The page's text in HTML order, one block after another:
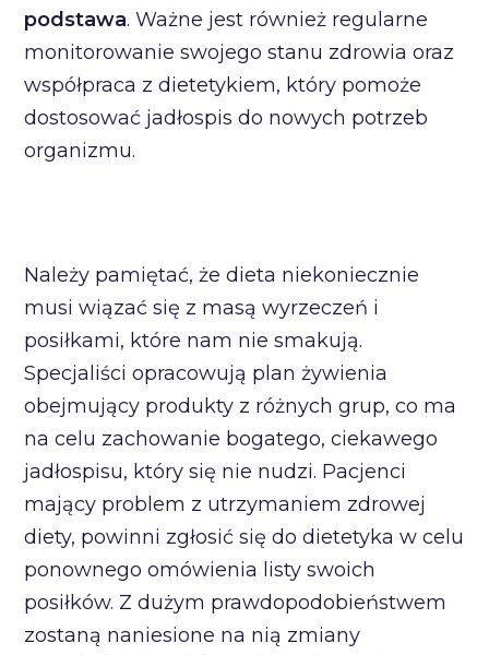
podstawa. Ważne jest również regularne
monitorowanie swojego stanu zdrowia oraz
współpraca z dietetykiem, który pomoże
dostosować jadłospis do nowych potrzeb
organizmu.
Należy pamiętać, że dieta niekoniecznie
musi wiązać się z masą wyrzeczeń i
posiłkami, które nam nie smakują.
Specjaliści opracowują plan żywienia
obejmujący produkty z różnych grup, co ma
na celu zachowanie bogatego, ciekawego
jadłospisu, który się nie nudzi. Pacjenci
mający problem z utrzymaniem zdrowej
diety, powinni zgłosić się do dietetyka w celu
ponownego omówienia listy swoich
posiłków. Z dużym prawdopodobieństwem
zostaną naniesione na nią zmiany